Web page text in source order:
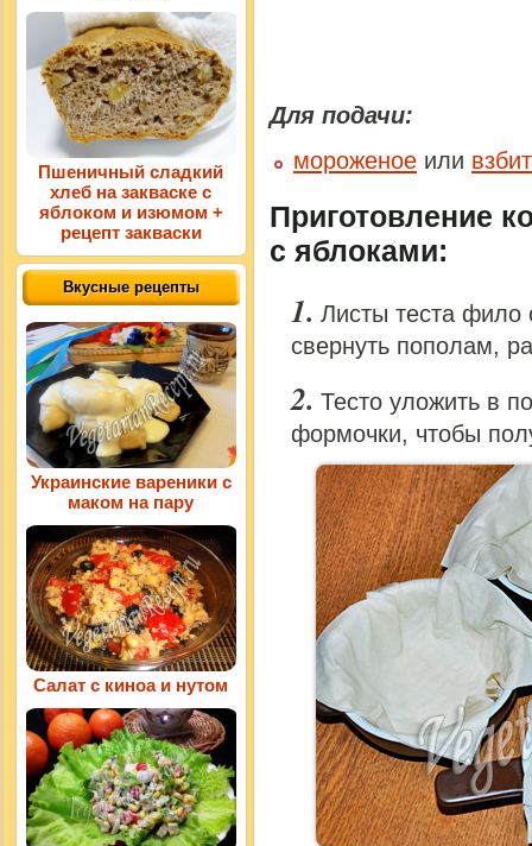
Для подачи:
мороженое или
Приготовление
с яблоками:
Листы теста фило
свернуть пополам,
Тесто уложить в
формочки, чтобы
Пшеничный сладкий
хлеб на закваске с
яблоком и изюмом +
рецепт закваски
Вкусные рецепты
Украинские вареники с
маком на пару
Салат с киноа и нутом